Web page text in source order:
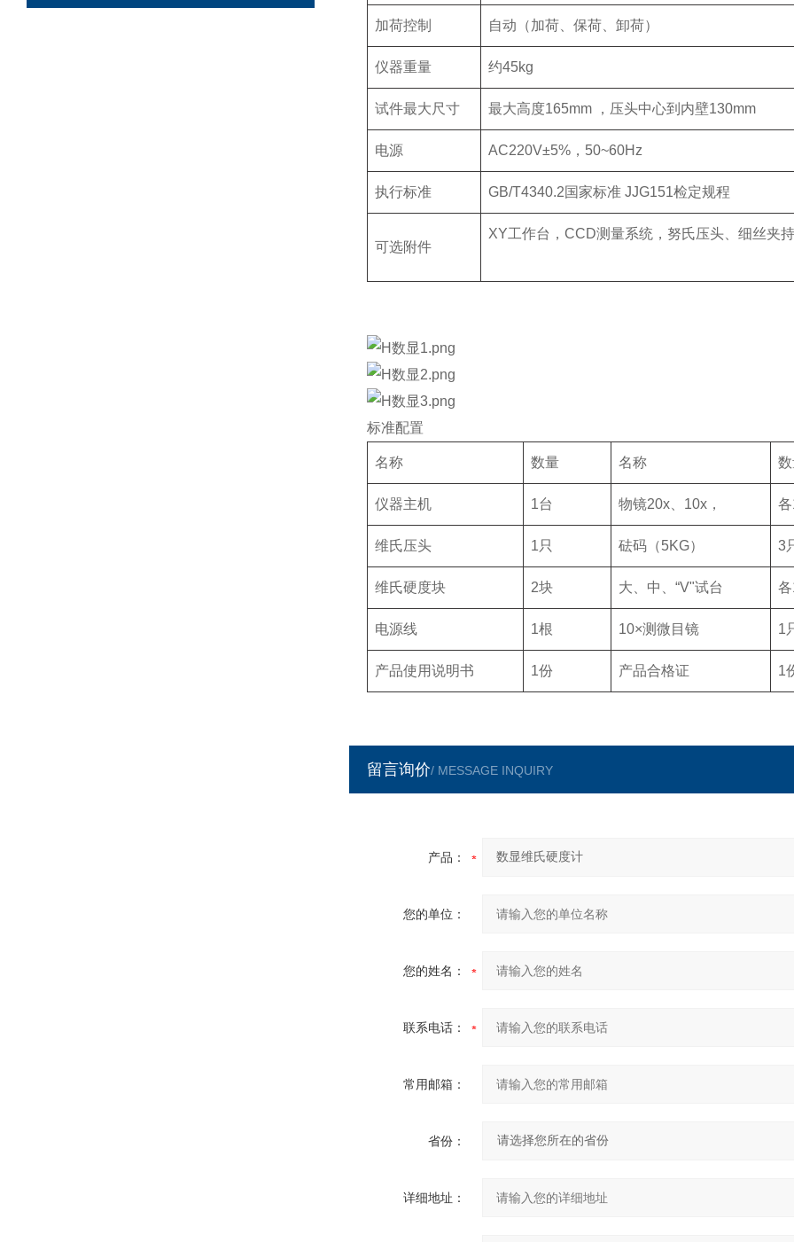
加荷控制 自动（加荷、保荷、卸荷）
仪器重量 约45kg
试件最大尺寸 最大高度165mm ，压头中心到内壁130mm
电源 AC220V±5%，50~60Hz
执行标准 GB/T4340.2国家标准 JJG151检定规程
可选附件
XY工作台，CCD测量系统，努氏压头、细丝夹
标准配置
名称 数量 名称
仪器主机 1台 物镜20x、10x，
维氏压头 1只 砝码（5KG） 3
维氏硬度块 2块 大、中、“V"试台
电源线 1根 10×测微目镜 1
产品使用说明书 1份 产品合格证 1
留言询价/ MESSAGE INQUIRY
产品：
您的单位：
您的姓名：
联系电话：
常用邮箱：
省份：
详细地址：